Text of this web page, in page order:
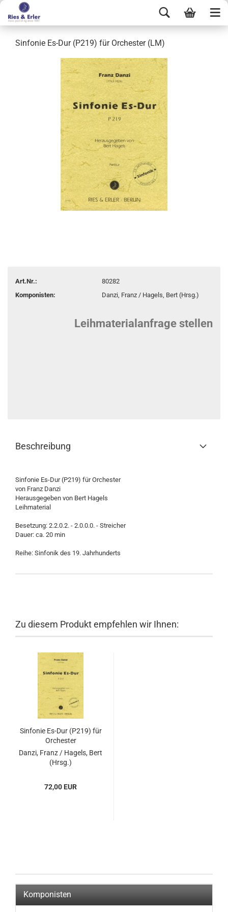
Sinfonie Es-Dur (P219) für Orchester (LM)
Art.Nr.:
80282
Komponisten:
Danzi, Franz / Hagels, Bert (Hrsg.)
Leihmaterialanfrage stellen
Beschreibung
Sinfonie Es-Dur (P219) für Orchester
von Franz Danzi
Herausgegeben von Bert Hagels
Leihmaterial
Besetzung: 2.2.0.2. - 2.0.0.0. - Streicher
Dauer: ca. 20 min
Reihe: Sinfonik des 19. Jahrhunderts
Zu diesem Produkt empfehlen wir Ihnen:
Sinfonie Es-Dur (P219) für
Orchester
Danzi, Franz / Hagels, Bert
(Hrsg.)
72,00 EUR
Komponisten